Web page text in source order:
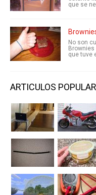
que se
No son
Brownies
que tuve
ARTICULOS